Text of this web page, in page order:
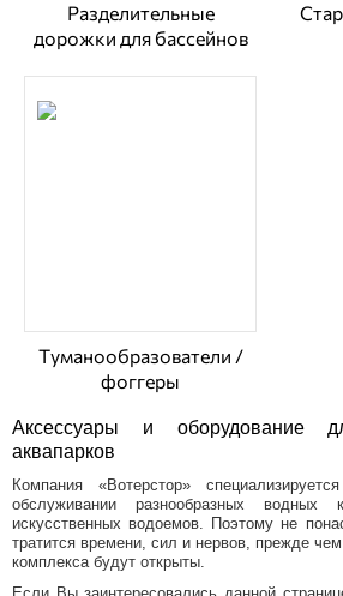
Разделительные
дорожки для бассейнов
Туманообразователи /
фоггеры
Аксессуары и оборудование
аквапарков
Компания «Вотерстор»
обслуживании разнообразных водных
искусственных водоемов. Поэтому не
тратится времени, сил и нервов, прежде
комплекса будут открыты.